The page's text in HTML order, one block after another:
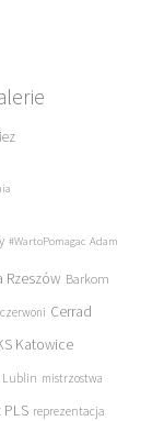
#WartoPomagac Adam
Rzeszów Barkom
czerwoni Cerrad
Katowice
Lublin mistrzostwa
reprezentacja